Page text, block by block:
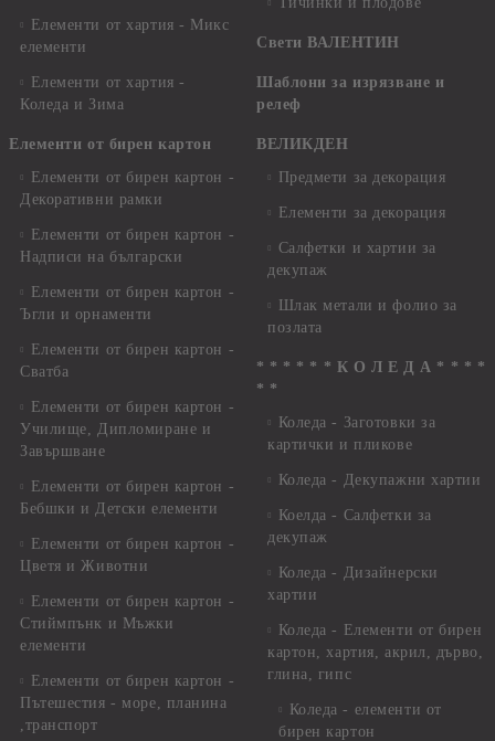
Елементи от хартия - Микс
елементи
Елементи от хартия -
Коледа и Зима
Елементи от бирен картон
Елементи от бирен картон -
Декоративни рамки
Елементи от бирен картон -
Надписи на български
Елементи от бирен картон -
Ъгли и орнаменти
Елементи от бирен картон -
Сватба
Елементи от бирен картон -
Училище, Дипломиране и
Завършване
Елементи от бирен картон -
Бебшки и Детски елементи
Елементи от бирен картон -
Цветя и Животни
Елементи от бирен картон -
Стиймпънк и Мъжки
елементи
Елементи от бирен картон -
Пътешестия - море, планина
,транспорт
Свети ВАЛЕНТИН
Шаблони за изрязване и
релеф
ВЕЛИКДЕН
Предмети за декорация
Елементи за декорация
Салфетки и хартии за
декупаж
Шлак метали и фолио за
позлата
* * * * * * К О Л Е Д А * * * *
* *
Коледа - Заготовки за
картички и пликове
Коледа - Декупажни хартии
Коелда - Салфетки за
декупаж
Коледа - Дизайнерски
хартии
Коледа - Eлементи от бирен
картон, хартия, акрил, дърво,
глина, гипс
Коледа - елементи от
бирен картон